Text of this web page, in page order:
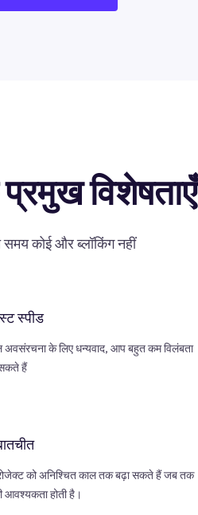
विशेषताएँ
समय कोई और ब्लॉकिंग नहीं
स्पीड
अवसंरचना के लिए धन्यवाद, आप बहुत कम विलंबता
हैं
को अनिश्चित काल तक बढ़ा सकते हैं जब तक
होती है।